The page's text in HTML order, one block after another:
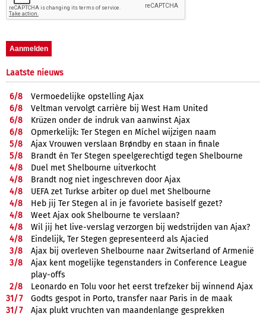
Laatste nieuws
6/8
Vermoedelijke opstelling Ajax
6/8
Veltman vervolgt carrière bij West Ham United
6/8
Krüzen onder de indruk van aanwinst Ajax
6/8
Opmerkelijk: Ter Stegen en Míchel wijzigen naam
5/8
Ajax Vrouwen verslaan Brøndby en staan in finale
5/8
Brandt én Ter Stegen speelgerechtigd tegen Shelbourne
4/8
Duel met Shelbourne uitverkocht
4/8
Brandt nog niet ingeschreven door Ajax
4/8
UEFA zet Turkse arbiter op duel met Shelbourne
4/8
Heb jij Ter Stegen al in je favoriete basiself gezet?
4/8
Weet Ajax ook Shelbourne te verslaan?
4/8
Wil jij het live-verslag verzorgen bij wedstrijden van Ajax?
4/8
Eindelijk, Ter Stegen gepresenteerd als Ajacied
3/8
Ajax bij overleven Shelbourne naar Zwitserland of Armenië
3/8
Ajax kent mogelijke tegenstanders in Conference League
play-offs
2/8
Leonardo en Tolu voor het eerst trefzeker bij winnend Ajax
31/7
Godts gespot in Porto, transfer naar Paris in de maak
31/7
Ajax plukt vruchten van maandenlange gesprekken